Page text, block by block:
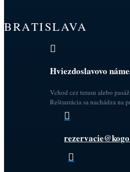
BRATISLAVA

Hviezdoslavovo
Vchod cez terasu alebo pasáž.
Reštaurácia sa nachádza na

